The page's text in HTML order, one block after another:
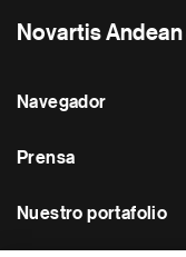
Novartis
Navegador
Prensa
Nuestro portafolio